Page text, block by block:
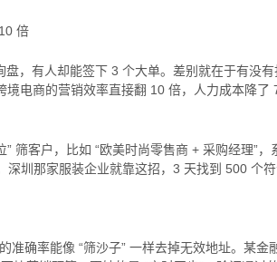
倍
，有人却能签下 3 个大单。差别就在于有没
电商的营销效率直接翻 10 倍，人力成本降了
筛客户，比如 “欧美时尚零售商 + 采购经理”
圳那家服装企业就靠这招，3 天找到 500 个
准确率能像 “筛沙子” 一样去掉无效地址。某金